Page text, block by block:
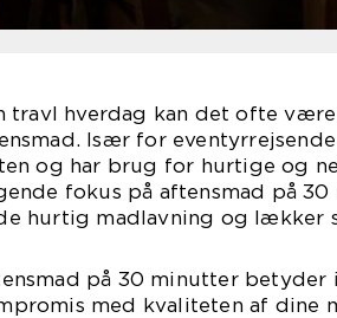
travl hverdag kan det ofte
Især for
og har brug for hurtige og
fokus på aftensmad på
hurtig madlavning og lækker
på 30 minutter betyder
med kvaliteten af dine